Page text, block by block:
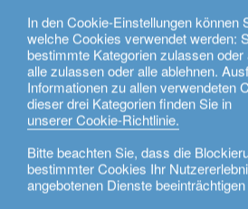
In den Cookie-Einstellungen können
welche Cookies verwendet werden:
bestimmte Kategorien zulassen oder
alle zulassen oder alle ablehnen.
Informationen zu allen verwendeten
dieser drei Kategorien finden Sie in
unserer Cookie-Richtlinie.
Bitte beachten Sie, dass die
bestimmter Cookies Ihr
angebotenen Dienste
Deutsch
Nachrichten. rethink
Wenn